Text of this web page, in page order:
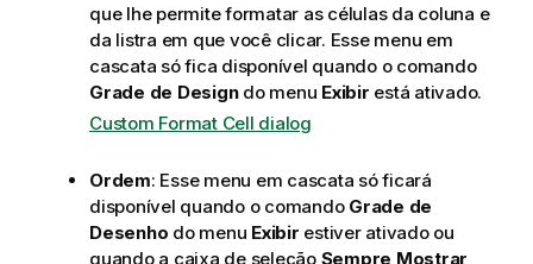
que lhe permite formatar as células da coluna e
da listra em que você clicar. Esse menu em
cascata só fica disponível quando o comando
Grade de Designdo menu Exibir está ativado.
Custom Format Cell dialog
Ordem: Esse menu em cascata só ficará
disponível quando o comando Grade de
Desenho do menu Exibir estiver ativado ou
quando a caixa de seleção Sempre Mostrar